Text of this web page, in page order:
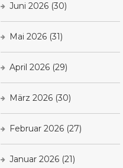
Juni 2026 (30)
Mai 2026 (31)
April 2026 (29)
März 2026 (30)
Februar 2026 (27)
Januar 2026 (21)